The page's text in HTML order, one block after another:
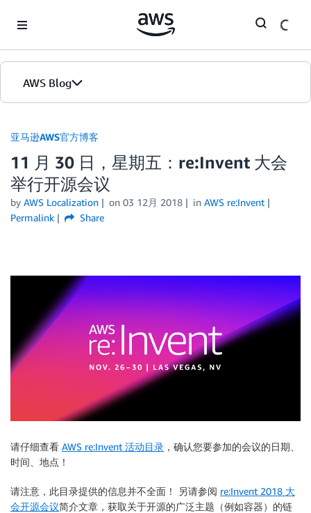
AWS Blog
首页
版本
亚马逊AWS官方博客
11 月 30 日，星期五：re:Invent 大会
举行开源会议
by AWS Localization on 03 12月 2018 in AWS re:Invent
Permalink
Share
请仔细查看 AWS re:Invent 活动目录 ，确认您要参加的会议的日期、
时间、地点！
请注意，此目录提供的信息并不全面！ 另请参阅 re:Invent 2018 大
会开源会议简介文章，获取关于开源的广泛主题（例如容器）的链